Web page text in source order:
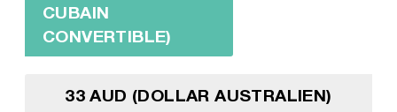
CUBAIN
CONVERTIBLE)
33 AUD (DOLLAR AUSTRALIEN)